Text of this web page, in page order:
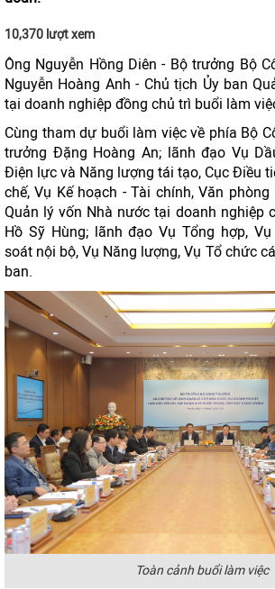
10,370 lượt xem
Ông Nguyễn Hồng Diên - Bộ trưởng Bộ
Nguyễn Hoàng Anh - Chủ tịch Ủy ban
tại doanh nghiệp đồng chủ trì buổi làm
Cùng tham dự buổi làm việc về phía Bộ
trưởng Đặng Hoàng An; lãnh đạo Vụ
Điện lực và Năng lượng tái tạo, Cục Điều
chế, Vụ Kế hoạch - Tài chính, Văn
Quản lý vốn Nhà nước tại doanh nghiệp
Hồ Sỹ Hùng; lãnh đạo Vụ Tổng hợp,
soát nội bộ, Vụ Năng lượng, Vụ Tổ chức
ban.
Toàn cảnh buổi làm việc